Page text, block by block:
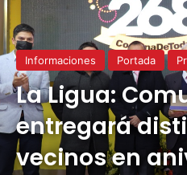
Informaciones Portada
La Ligua:
entregará
vecinos en